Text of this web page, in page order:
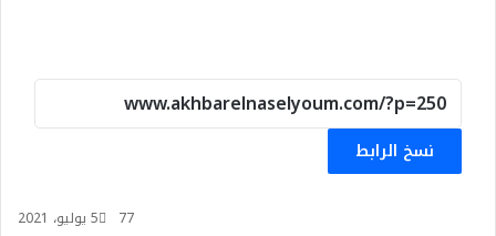
نسخ الرابط
5 يوليو، 2021